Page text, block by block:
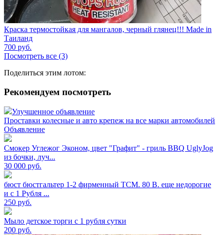
Краска термостойкая для мангалов, черный глянец!!! Made in
Таиланд
700 руб.
Посмотреть все (3)
Поделиться этим лотом:
Рекомендуем посмотреть
Улучшенное объявление
Проставки колесные и авто крепеж на все марки автомобилей
Объявление
Смокер Углежог Эконом, цвет "Графит" - гриль BBQ UglyJog
из бочки, луч...
30 000 руб.
бюст бюстгальтер 1-2 фирменный TCM. 80 В. еще недорогие
и с 1 Рубля ...
250 руб.
Мыло детское торги с 1 рубля сутки
200 руб.